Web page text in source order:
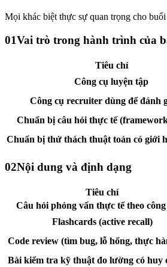
Mọi khác biệt thực sự quan trọng cho
01Vai trò trong hành trình của
Tiêu chí
Công cụ luyện tập
Công cụ recruiter dùng để đánh
Chuẩn bị câu hỏi thực tế
Chuẩn bị thử thách thuật toán có giới
02Nội dung và định dạng
Tiêu chí
Câu hỏi phỏng vấn thực tế theo
Flashcards (active recall)
Code review (tìm bug, lỗ hổng, thực
Bài kiểm tra kỹ thuật đo lường có huy